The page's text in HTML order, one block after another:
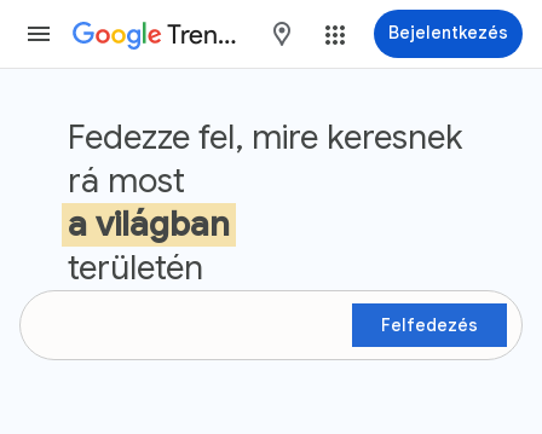
Trends maps Bejelentkezés
Fedezze fel, mire keresnek
rá most
a világban
területén
Felfedezés